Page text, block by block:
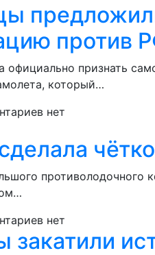
против
официально признать
который…
нет
противолодочного
нет
закатили